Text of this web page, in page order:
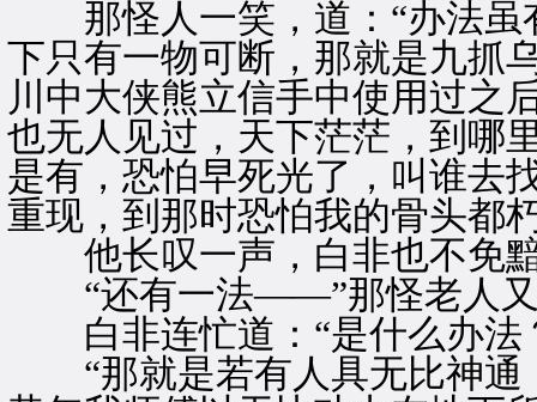
那怪人一笑，道：“办法虽
下只有一物可断，那就是九抓
川中大侠熊立信手中使用过之
也无人见过，天下茫茫，到哪
是有，恐怕早死光了，叫谁去
重现，到那时恐怕我的骨头都
他长叹一声，白非也不免
“还有一法——”那怪老人又
白非连忙道：“是什么办法
“那就是若有人具无比神通